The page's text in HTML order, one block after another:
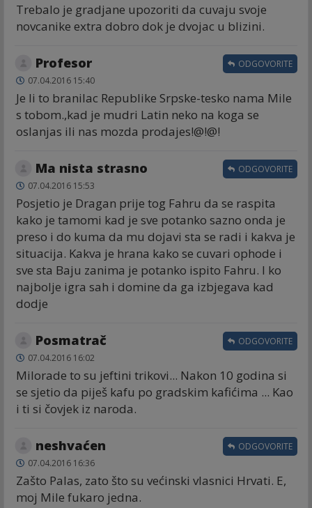
Trebalo je gradjane upozoriti da cuvaju svoje
novcanike extra dobro dok je dvojac u blizini.
Profesor
07.04.2016 15:40
Je li to branilac Republike Srpske-tesko nama Mile
s tobom.,kad je mudri Latin neko na koga se
oslanjas ili nas mozda prodajes!@!@!
ODGOVORITE
Ma nista strasno
07.04.2016 15:53
Posjetio je Dragan prije tog Fahru da se raspita
kako je tamomi kad je sve potanko sazno onda je
preso i do kuma da mu dojavi sta se radi i kakva je
situacija. Kakva je hrana kako se cuvari ophode i
sve sta Baju zanima je potanko ispito Fahru. I ko
najbolje igra sah i domine da ga izbjegava kad
dodje
ODGOVORITE
Posmatrač
07.04.2016 16:02
Milorade to su jeftini trikovi... Nakon 10 godina si
se sjetio da piješ kafu po gradskim kafićima ... Kao
i ti si čovjek iz naroda.
ODGOVORITE
neshvaćen
07.04.2016 16:36
Zašto Palas, zato što su većinski vlasnici Hrvati. E,
moj Mile fukaro jedna.
ODGOVORITE